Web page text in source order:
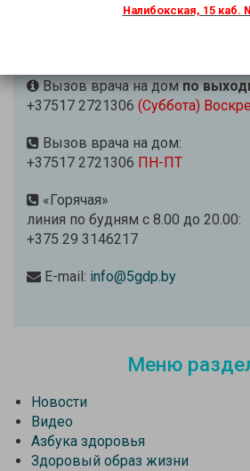
по будням:
Вызов врача на домпо
+37517 2721306 (Суббота)
Вызов врача на дом:
+37517 2721306 ПН-ПТ
«Горячая»
линия по будням с 8.00 до 20.00:
+375 29 3146217
E-mail: info@5gdp.by
Меню
Новости
Видео
Азбука здоровья
Здоровый образ жизни
Налибокская, 15 каб.